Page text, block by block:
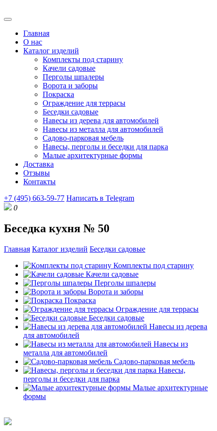
Главная
О нас
Каталог изделий
Комплекты под старину
Качели садовые
Перголы шпалеры
Ворота и заборы
Покраска
Ограждение для террасы
Беседки садовые
Навесы из дерева для автомобилей
Навесы из металла для автомобилей
Садово-парковая мебель
Навесы, перголы и беседки для парка
Малые архитектурные формы
Доставка
Отзывы
Контакты
+7 (495) 663-59-77 Написать в Telegram
0
Беседка кухня № 50
Главная Каталог изделий Беседки садовые
Комплекты под старину
Качели садовые
Перголы шпалеры
Ворота и заборы
Покраска
Ограждение для террасы
Беседки садовые
Навесы из дерева
для автомобилей
Навесы из
металла для автомобилей
Садово-парковая мебель
Навесы,
перголы и беседки для парка
Малые архитектурные
формы